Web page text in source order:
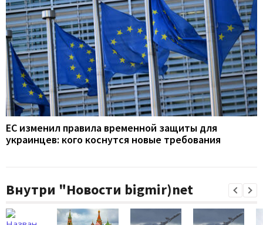
ЕС изменил правила временной защиты для
украинцев: кого коснутся новые требования
Внутри "Новости bigmir)net